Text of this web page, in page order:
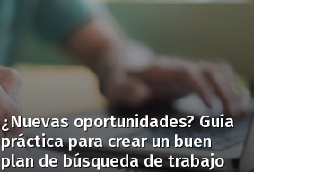
¿Nuevas oportunidades? Guía
práctica para crear un buen
plan de búsqueda de trabajo